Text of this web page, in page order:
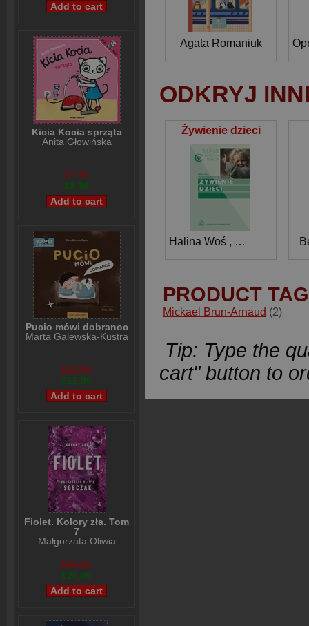
Kicia Kocia sprząta
Anita Głowińska
$7,99
$5,99
Pucio mówi dobranoc
Marta Galewska-Kustra
$15,99
$12,99
Fiolet. Kolory zła. Tom
7
Małgorzata Oliwia
$31,68
$26,00
Agata Romaniuk
ODKRYJ
Żywienie dzieci
Halina Woś , Anna
PRODUCT
Mickael Brun-Arnaud (2)
Tip: Type the
cart" button to